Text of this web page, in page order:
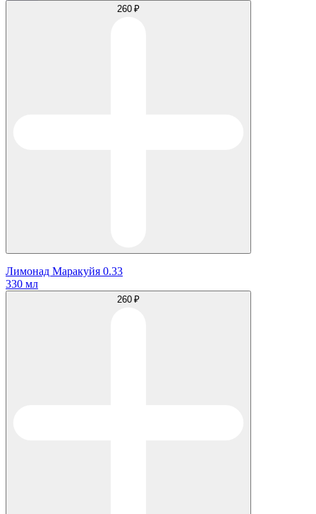
260 ₽
Лимонад Маракуйя 0.33
330 мл
260 ₽